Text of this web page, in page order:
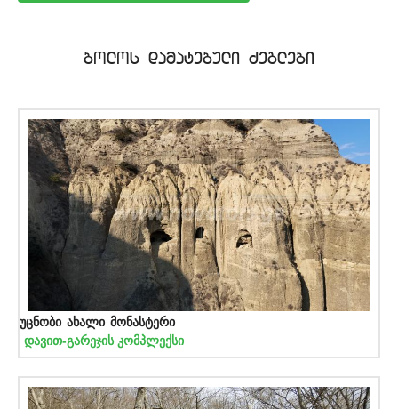
bolos damatebuli Zeglebi
უცნობი ახალი მონასტერი
დავით-გარეჯის კომპლექსი